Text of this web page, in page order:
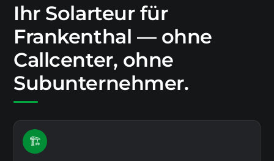
Ihr Solarteur für
Frankenthal — ohne
Callcenter, ohne
Subunternehmer.
🏗️